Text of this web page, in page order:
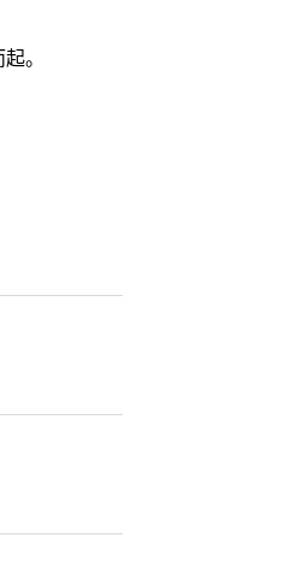
。